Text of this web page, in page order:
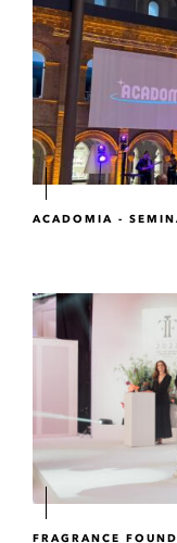
ACADOMIA -
FRAGRANCE